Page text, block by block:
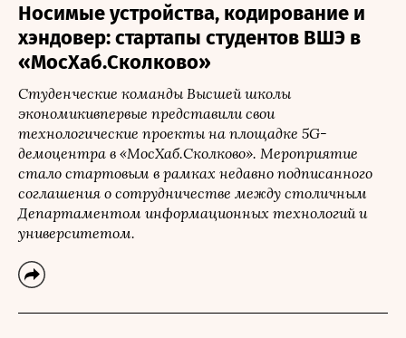
Носимые устройства, кодирование и
хэндовер: стартапы студентов ВШЭ в
«МосХаб.Сколково»
Студенческие команды Высшей школы
экономикивпервые представили свои
технологические проекты на площадке 5G-
демоцентра в «МосХаб.Сколково». Мероприятие
стало стартовым в рамках недавно подписанного
соглашения о сотрудничестве между столичным
Департаментом информационных технологий и
университетом.